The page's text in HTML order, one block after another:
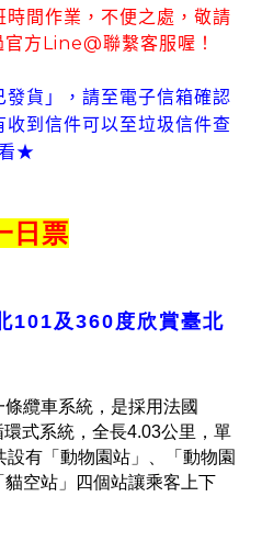
時間作業 ， 不便之處 ， 敬請
官方Line@聯繫客服喔！
貨」 ， 請至電子信箱確認
收到信件可以至垃圾信件查
★
日票
101及360度欣賞臺北
纜車系統，是採用法國
式系統，全長4.03公里，單
有「動物園站」、「動物園
空站」四個站讓乘客上下